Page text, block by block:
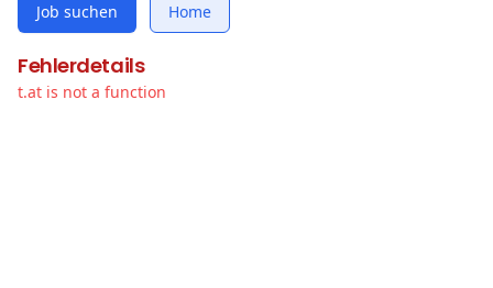
Job suchen Home
Fehlerdetails
t.at is not a function